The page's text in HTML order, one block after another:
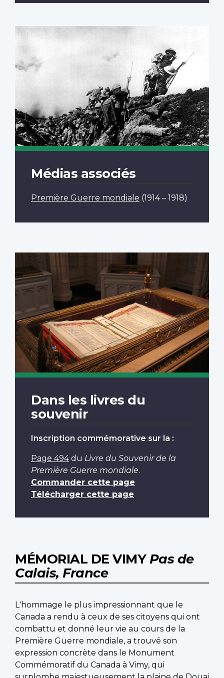
Médias associés
Première Guerre mondiale (1914 – 1918)
Dans les livres du
souvenir
Inscription commémorative sur la :
Page 494du Livre du Souvenir de la
Première Guerre mondiale.
Commander cette page
Télécharger cette page
MÉMORIAL DE VIMYPas de
Calais, France
L'hommage le plus impressionnant que le
Canada a rendu à ceux de ses citoyens qui ont
combattu et donné leur vie au cours de la
Première Guerre mondiale, a trouvé son
expression concrète dans le Monument
Commémoratif du Canada à Vimy, qui